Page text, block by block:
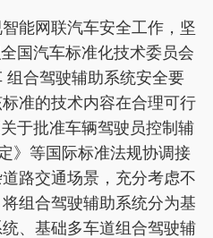
能网联汽车安全工作，坚
国汽车标准化技术委员会
组合驾驶辅助系统安全要
准的技术内容在合理可行
于批准车辆驾驶员控制辅
》等国际标准法规协调接
路交通场景，充分考虑不
组合驾驶辅助系统分为基
、基础多车道组合驾驶辅